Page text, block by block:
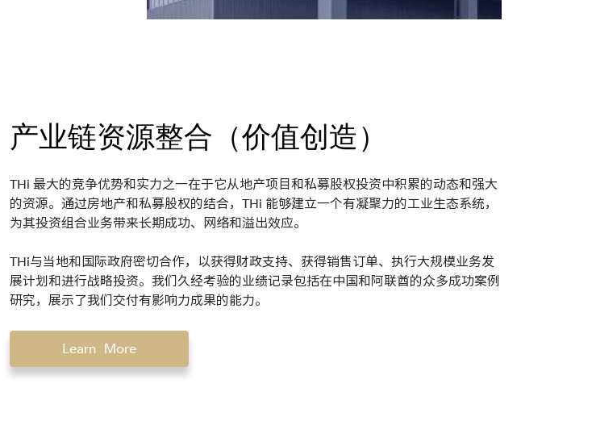
产业链资源整合（价值创造）
THi 最大的竞争优势和实力之一在于它从地产项目和私募股权投资中积累的动态和强大
的资源。通过房地产和私募股权的结合，THi 能够建立一个有凝聚力的工业生态系统，
为其投资组合业务带来长期成功、网络和溢出效应。
THi与当地和国际政府密切合作，以获得财政支持、获得销售订单、执行大规模业务发
展计划和进行战略投资。我们久经考验的业绩记录包括在中国和阿联酋的众多成功案例
研究，展示了我们交付有影响力成果的能力。
Learn More